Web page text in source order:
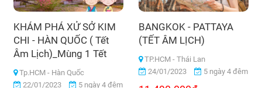
KHÁM PHÁ XỬ SỞ KIM
CHI - HÀN QUỐC ( Tết
Âm Lịch)_Mùng 1 Tết
Tp.HCM - Hàn Quốc
22/01/2023
5 ngày 4 đêm
BANGKOK - PATTAYA
(TẾT ÂM LỊCH)
TP.HCM - Thái Lan
24/01/2023
5 ngày 4 đêm